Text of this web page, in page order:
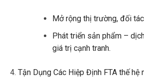
Mở rộng thị trường, đối
Phát triển sản phẩm –
giá trị cạnh tranh.
Tận Dụng Các Hiệp Định FTA thế hệ